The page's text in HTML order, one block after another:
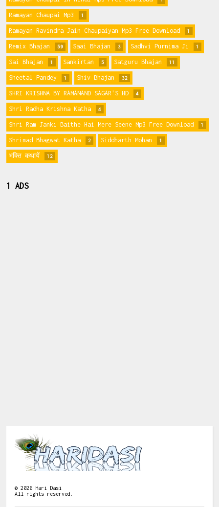
Ramayan Chaupai Mp3 1
Ramayan Ravindra Jain Chaupaiyan Mp3 Free Download 1
Remix Bhajan 59 Saai Bhajan 3 Sadhvi Purnima Ji 1
Sai Bhajan 1 Sankirtan 5 Satguru Bhajan 11
Sheetal Pandey 1 Shiv Bhajan 32
SHRI KRISHNA BY RAMANAND SAGAR'S HD 4
Shri Radha Krishna Katha 4
Shri Ram Janki Baithe Hai Mere Seene Mp3 Free Download 1
Shrimad Bhagwat Katha 2 Siddharth Mohan 1
भक्ति कथायें 12
1 ADS
©2026 Hari Dasi
All rights reserved.